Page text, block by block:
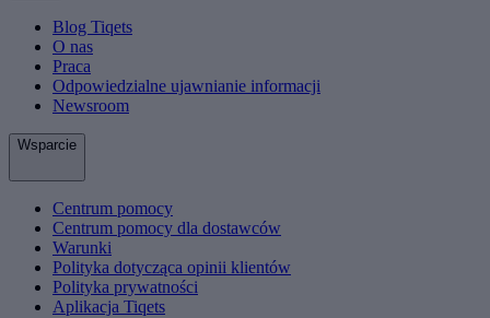
Blog Tiqets
O nas
Praca
Odpowiedzialne ujawnianie informacji
Newsroom
Wsparcie
Centrum pomocy
Centrum pomocy dla dostawców
Warunki
Polityka dotycząca opinii klientów
Polityka prywatności
Aplikacja Tiqets